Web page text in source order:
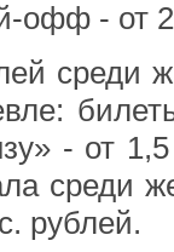
офф - от
среди
- от
среди
рублей.